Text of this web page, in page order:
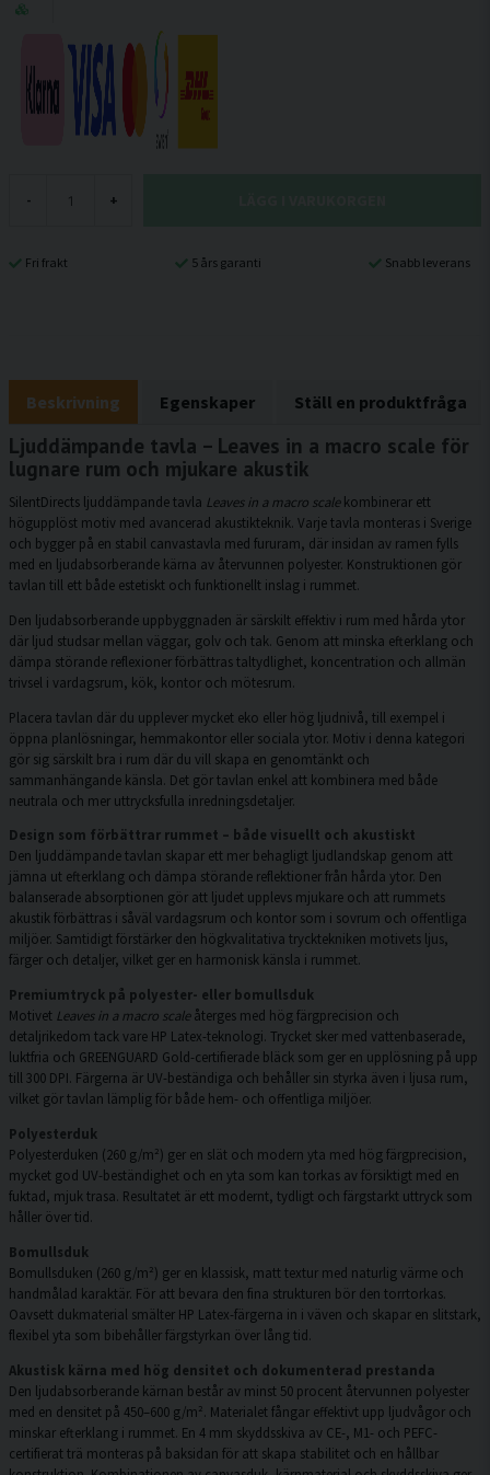
- +
Fri frakt 5 års garanti Snabb leverans
Beskrivning Egenskaper Ställ en produktfråga
Ljuddämpande tavla – Leaves in a macro scale för
lugnare rum och mjukare akustik
SilentDirects ljuddämpande tavla Leaves in a macro scalekombinerar ett
högupplöst motiv med avancerad akustikteknik. Varje tavla monteras i Sverige
och bygger på en stabil canvastavla med fururam, där insidan av ramen fylls
med en ljudabsorberande kärna av återvunnen polyester. Konstruktionen gör
tavlan till ett både estetiskt och funktionellt inslag i rummet.
Den ljudabsorberande uppbyggnaden är särskilt effektiv i rum med hårda ytor
där ljud studsar mellan väggar, golv och tak. Genom att minska efterklang och
dämpa störande reflexioner förbättras taltydlighet, koncentration och allmän
trivsel i vardagsrum, kök, kontor och mötesrum.
Placera tavlan där du upplever mycket eko eller hög ljudnivå, till exempel i
öppna planlösningar, hemmakontor eller sociala ytor. Motiv i denna kategori
gör sig särskilt bra i rum där du vill skapa en genomtänkt och
sammanhängande känsla. Det gör tavlan enkel att kombinera med både
neutrala och mer uttrycksfulla inredningsdetaljer.
Design som förbättrar rummet – både visuellt och akustiskt
Den ljuddämpande tavlan skapar ett mer behagligt ljudlandskap genom att
jämna ut efterklang och dämpa störande reflektioner från hårda ytor. Den
balanserade absorptionen gör att ljudet upplevs mjukare och att rummets
akustik förbättras i såväl vardagsrum och kontor som i sovrum och offentliga
miljöer. Samtidigt förstärker den högkvalitativa trycktekniken motivets ljus,
färger och detaljer, vilket ger en harmonisk känsla i rummet.
Premiumtryck på polyester- eller bomullsduk
Motivet Leaves in a macro scaleåterges med hög färgprecision och
detaljrikedom tack vare HP Latex-teknologi. Trycket sker med vattenbaserade,
luktfria och GREENGUARD Gold-certifierade bläck som ger en upplösning på upp
till 300 DPI. Färgerna är UV-beständiga och behåller sin styrka även i ljusa rum,
vilket gör tavlan lämplig för både hem- och offentliga miljöer.
Polyesterduk
Polyesterduken (260 g/m²) ger en slät och modern yta med hög färgprecision,
mycket god UV-beständighet och en yta som kan torkas av försiktigt med en
fuktad, mjuk trasa. Resultatet är ett modernt, tydligt och färgstarkt uttryck som
håller över tid.
Bomullsduk
Bomullsduken (260 g/m²) ger en klassisk, matt textur med naturlig värme och
handmålad karaktär. För att bevara den fina strukturen bör den torrtorkas.
Oavsett dukmaterial smälter HP Latex-färgerna in i väven och skapar en slitstark,
flexibel yta som bibehåller färgstyrkan över lång tid.
Akustisk kärna med hög densitet och dokumenterad prestanda
Den ljudabsorberande kärnan består av minst 50 procent återvunnen polyester
med en densitet på 450–600 g/m². Materialet fångar effektivt upp ljudvågor och
minskar efterklang i rummet. En 4 mm skyddsskiva av CE-, M1- och PEFC-
certifierat trä monteras på baksidan för att skapa stabilitet och en hållbar